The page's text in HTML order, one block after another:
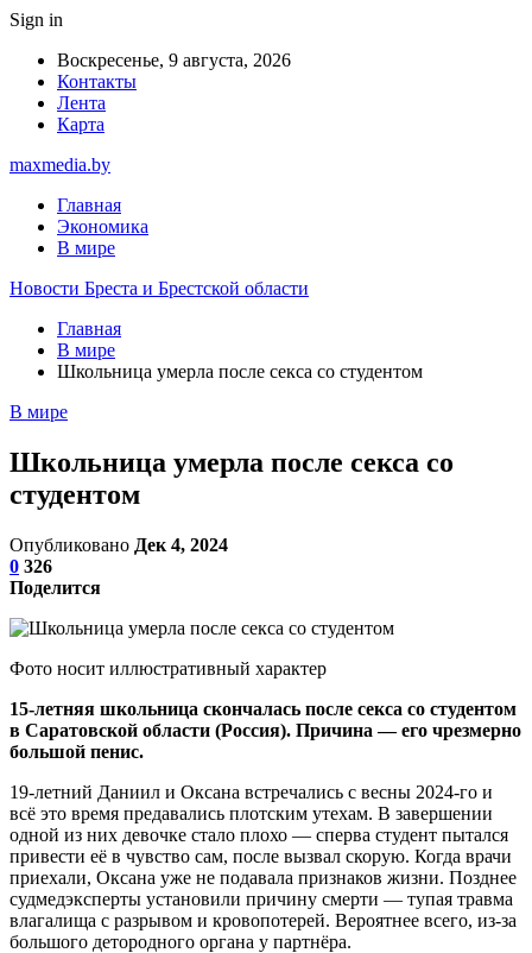
Sign in
Воскресенье, 9 августа, 2026
Контакты
Лента
Карта
maxmedia.by
Главная
Экономика
В мире
Новости Бреста и Брестской области
Главная
В мире
Школьница умерла после секса со студентом
В мире
Школьница умерла после секса со
студентом
Опубликовано Дек 4, 2024
0 326
Поделится
Фото носит иллюстративный характер
15-летняя школьница скончалась после секса со студентом
в Саратовской области (Россия). Причина — его чрезмерно
большой пенис.
19-летний Даниил и Оксана встречались с весны 2024-го и
всё это время предавались плотским утехам. В завершении
одной из них девочке стало плохо — сперва студент пытался
привести её в чувство сам, после вызвал скорую. Когда врачи
приехали, Оксана уже не подавала признаков жизни. Позднее
судмедэксперты установили причину смерти — тупая травма
влагалища с разрывом и кровопотерей. Вероятнее всего, из-за
большого детородного органа у партнёра.